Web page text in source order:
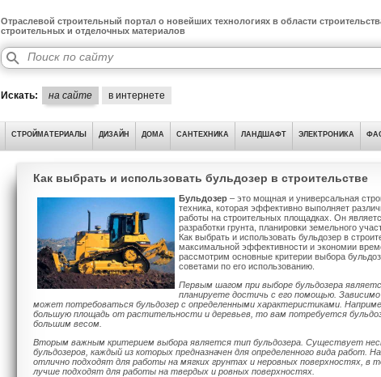
Отраслевой строительный портал о новейших технологиях в области
строительных и отделочных материалов
Искать: на сайте в интернете
СТРОЙМАТЕРИАЛЫ ДИЗАЙН ДОМА САНТЕХНИКА ЛАНДШАФТ ЭЛЕКТРОНИКА
Как выбрать и использовать бульдозер в строительстве
Бульдозер – это мощная и универсальная
техника, которая эффективно выполняет
работы на строительных площадках. Он
разработки грунта, планировки земельного
Как выбрать и использовать бульдозер в
максимальной эффективности и экономии
рассмотрим основные критерии выбора
советами по его использованию.
Первым шагом при выборе бульдозера
планируете достичь с его помощью.
может потребоваться бульдозер с определенными характеристиками.
большую площадь от растительности и деревьев, то вам потребуется
большим весом.
Вторым важным критерием выбора является тип бульдозера. Существует
бульдозеров, каждый из которых предназначен для определенного вида работ.
отлично подходят для работы на мягких грунтах и неровных поверхностях, в
лучше подходят для работы на твердых и ровных поверхностях.